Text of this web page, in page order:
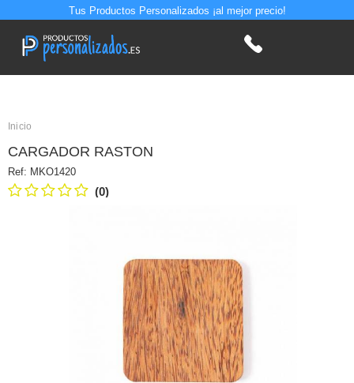
Tus Productos Personalizados ¡al mejor precio!
Inicio
CARGADOR RASTON
Ref: MKO1420
(0)